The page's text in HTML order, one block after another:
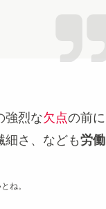
強烈な欠点の前に
細さ、なども労働
ね。